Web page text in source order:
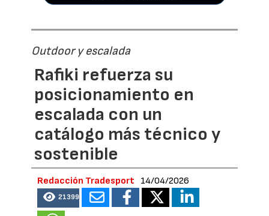
Outdoor y escalada
Rafiki refuerza su
posicionamiento en
escalada con un
catálogo más técnico y
sostenible
Redacción Tradesport 14/04/2026
21399